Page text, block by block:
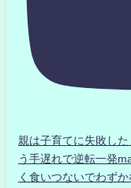
親は子育てに失敗し
う手遅れで逆転一発
く食いつないでわず